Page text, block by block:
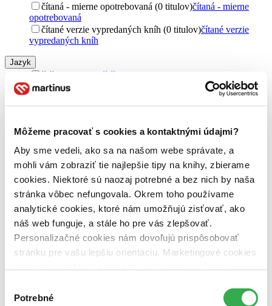
Môžeme pracovať s cookies a kontaktnými údajmi?
Aby sme vedeli, ako sa na našom webe správate, a
mohli vám zobraziť tie najlepšie tipy na knihy, zbierame
cookies. Niektoré sú naozaj potrebné a bez nich by naša
stránka vôbec nefungovala. Okrem toho používame
analytické cookies, ktoré nám umožňujú zisťovať, ako
náš web funguje, a stále ho pre vás zlepšovať.
Personalizačné cookies nám dovoľujú prispôsobovať
stránku pre vašu lepšiu orientáciu. Marketingové cookies
nám pomohlo, keby sme mohli používať všetky tieto
súhlasu
Potrebné
čítaná - mierne opotrebovaná (0 titulov)čítaná - mierne
opotrebovaná
čítané verzie vypredaných kníh (0 titulov)čítané verzie
vypredaných kníh
Jazyk
čeština (3 tituly) čeština
Téma
rodina (3 tituly)rodina3
výchova detí (3 tituly)výchova detí3
smrť ľudí (3 tituly)
smrť ľudí
Pre koho
pre učiteľov (3 tituly)pre učiteľov3
pre deti a mládež (3 tituly)pre deti a mládež3
pre rodičov (3 tituly) pre rodičov3
Vydavateľstvo
Cesta domů (3 tituly)Cesta domů3
Zúžiť výber